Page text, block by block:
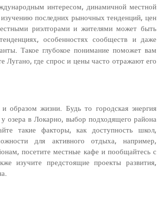
интересом, динамичной местной
последних рыночных тенденций, цен
риэлторами и жителями может быть
особенностях сообществ и даже
Такое глубокое понимание поможет вам
Лугано, где спрос и цены часто отражают его
жизни. Будь то городская энергия
озера в Локарно, выбор подходящего района
такие факторы, как доступность школ,
для активного отдыха, например,
посетите местные кафе и пообщайтесь с
изучите предстоящие проекты развития,